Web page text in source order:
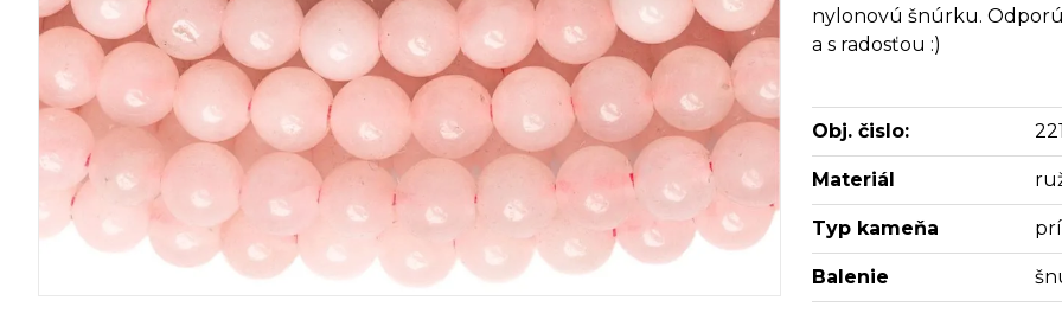
nylonovú šnúrku.
a s radosťou :)
Obj. čislo:
Materiál
Typ kameňa
Balenie